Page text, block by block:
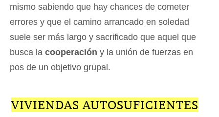
mismo sabiendo que hay chances de cometer
errores y que el camino arrancado en soledad
suele ser más largo y sacrificado que aquel que
busca la cooperación y la unión de fuerzas en
pos de un objetivo grupal.
VIVIENDAS AUTOSUFICIENTES